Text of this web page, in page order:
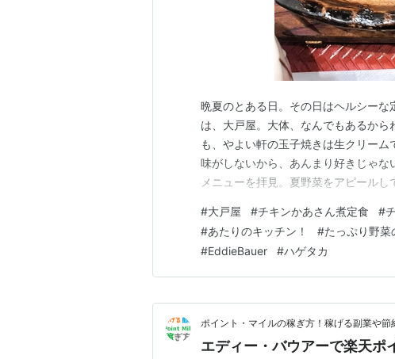
晩夏のとある日。その日はヘルシー
は、大戸屋。大体、なんでもあるか
も、やよい軒の玉子焼きは生クリー
味がしないから、あんまり好きじゃな
メニューを拝見。夏野菜をアピール
い抗酸化作用を持つビタミンCの量が
シン」という成分には健胃効果があ
#大戸屋 #チキンかあさん煮定食 #
#あたりのキッチン！ #たっぷり野菜
#EddieBauer #ハゲタカ
ポイント・マイルの稼ぎ方！稼げる副業や節
エディー・バウアーで楽天ポ